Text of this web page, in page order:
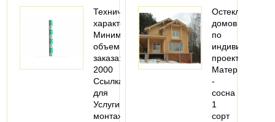
Технические
характеристики
Минимальный
объем
заказа:
2000
Ссылка
для
Услуги
монтажа:
Остекление
домов
по
проекту
Материал
-
сосна
1
сорт